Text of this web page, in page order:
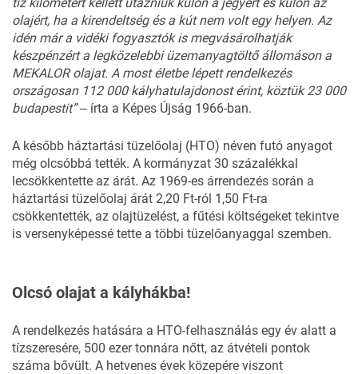
olajért, ha a kirendeltség és a kút nem volt egy helyen. Az
idén már a vidéki fogyasztók is megvásárolhatják
készpénzért a legközelebbi üzemanyagtöltő állomáson a
MEKALOR olajat. A most életbe lépett rendelkezés
országosan 112 000 kályhatulajdonost érint, köztük 23 000
budapestit” ‒ írta a Képes Újság 1966-ban.
A később háztartási tüzelőolaj (HTO) néven futó anyagot
még olcsóbbá tették. A kormányzat 30 százalékkal
lecsökkentette az árát. Az 1969-es árrendezés során a
háztartási tüzelőolaj árát 2,20 Ft-ról 1,50 Ft-ra
csökkentették, az olajtüzelést, a fűtési költségeket tekintve
is versenyképessé tette a többi tüzelőanyaggal szemben.
Olcsó olajat a kályhákba!
A rendelkezés hatására a HTO-felhasználás egy év alatt a
tízszeresére, 500 ezer tonnára nőtt, az átvételi pontok
száma bővült. A hetvenes évek közepére viszont